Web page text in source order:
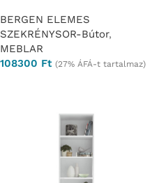
BERGEN ELEMES
SZEKRÉNYSOR-Bútor,
MEBLAR
108300 Ft (27% ÁFÁ-t tartalmaz)